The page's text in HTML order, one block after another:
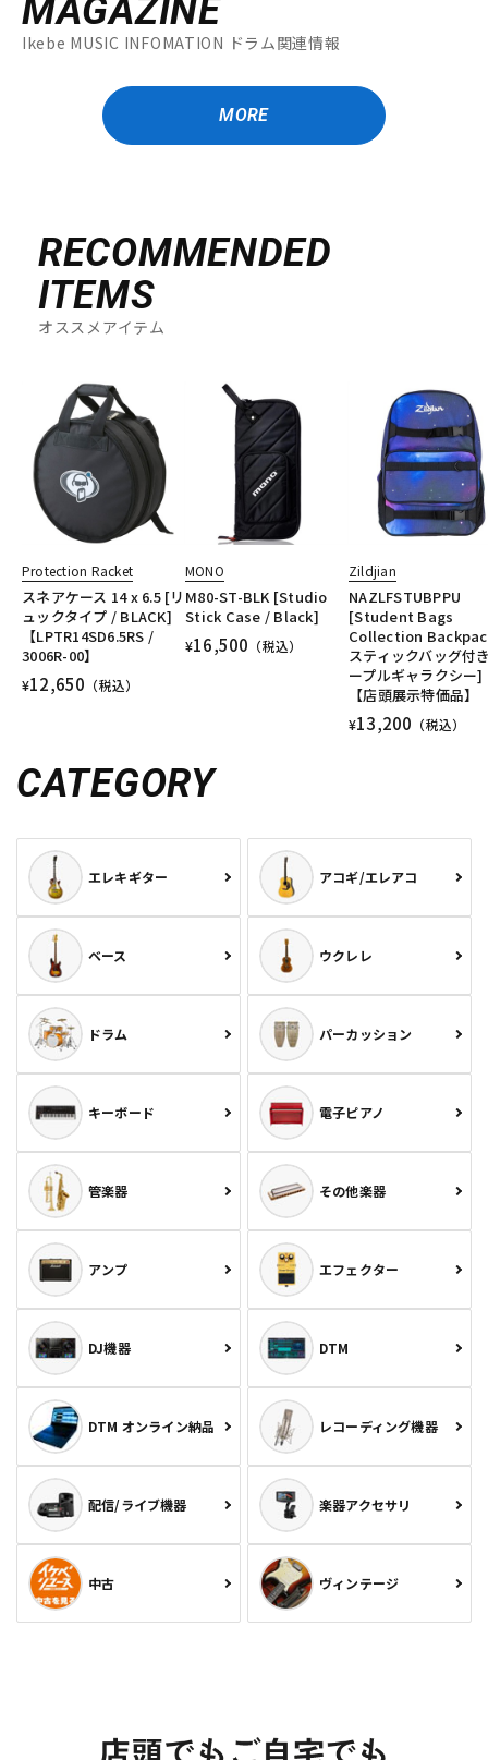
MAGAZINE
Ikebe MUSIC INFOMATION ドラム関連情報
MORE
RECOMMENDED
ITEMS
オススメアイテム
Protection Racket
スネアケース 14 x 6.5 [リ
ュックタイプ / BLACK]
【LPTR14SD6.5RS /
3006R-00】
¥12,650 （税込）
MONO
M80-ST-BLK [Studio
Stick Case / Black]
¥16,500 （税込）
Zildjian
NAZLFSTUBPPU
[Student Bags
Collection
スティックバッグ付
ープルギャラクシー]
【店頭展示特価品】
¥13,200 （税込）
CATEGORY
エレキギター アコギ/エレアコ
ベース ウクレレ
ドラム パーカッション
キーボード 電子ピアノ
管楽器 その他楽器
アンプ エフェクター
DJ機器 DTM
DTM オンライン納品 レコーディング機器
配信/ライブ機器 楽器アクセサリ
中古 ヴィンテージ